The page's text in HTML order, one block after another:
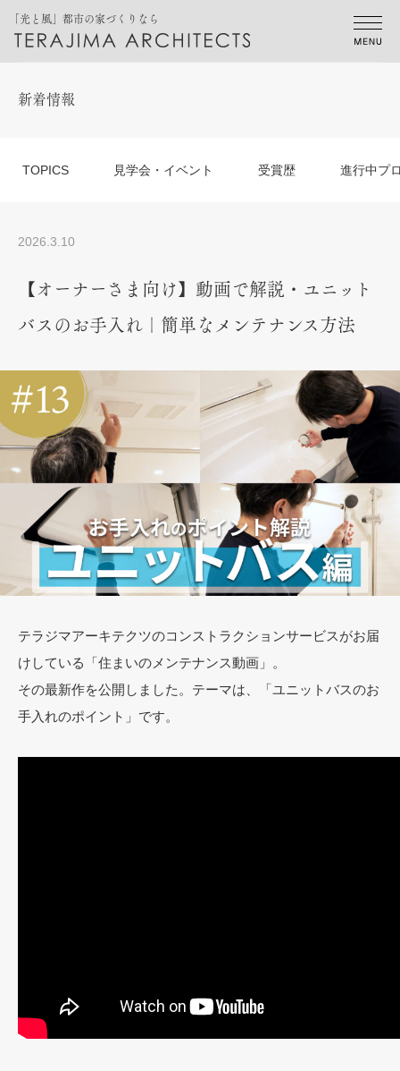
「光と風」都市の家づくりなら
新着情報
TOPICS 見学会・イベント 受賞歴 進行中プ
2026.3.10
【オーナーさま向け】動画で解説・ユニット
バスのお手入れ｜簡単なメンテナンス方法
テラジマアーキテクツのコンストラクションサービスがお届
けしている「住まいのメンテナンス動画」。
その最新作を公開しました。テーマは、「ユニットバスのお
手入れのポイント」です。